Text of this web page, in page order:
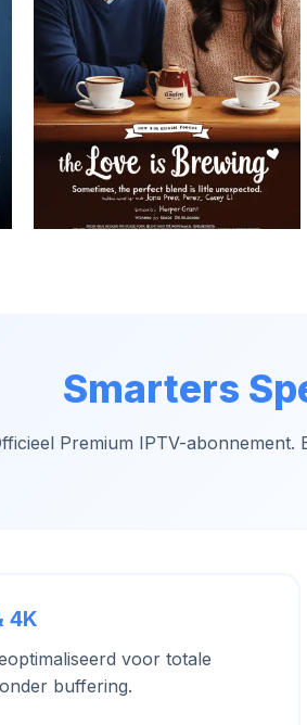
Smarters
Premium IPTV-
4K
voor totale
buffering.